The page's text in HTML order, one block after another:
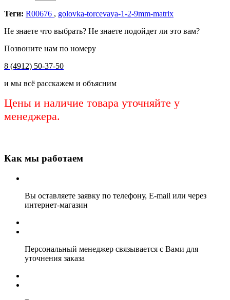
Теги: R00676 , golovka-torcevaya-1-2-9mm-matrix
Не знаете что выбрать? Не знаете подойдет ли это вам?
Позвоните нам по номеру
8 (4912) 50-37-50
и мы всё расскажем и объясним
Цены и наличие товара уточняйте у
менеджера.
Как мы работаем
Вы оставляете заявку по телефону, E-mail или через
интернет-магазин
Персональный менеджер связывается с Вами для
уточнения заказа